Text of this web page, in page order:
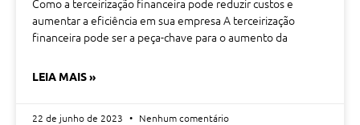
aumentar a eficiência em sua empresa A terceirização
financeira pode ser a peça-chave para o aumento da
LEIA MAIS »
22 de junho de 2023 Nenhum comentário